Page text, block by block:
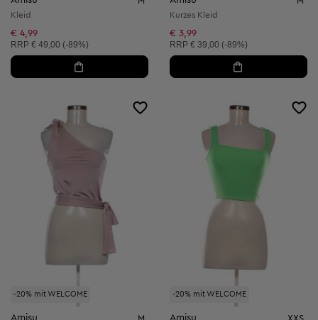
Kleid
€ 4,99
Unverbindliche Preisempfehlung:
RRP € 49,00 (-89%)
Kurzes Kleid
€ 3,99
Unverbindliche Preisempfehlung:
RRP € 39,00 (-89%)
-20% mit WELCOME
Amisu M
-20% mit WELCOME
Amisu XXS